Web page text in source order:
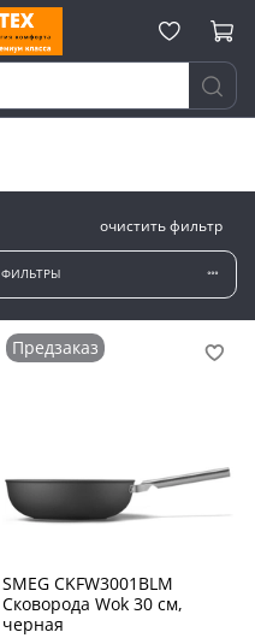
очистить фильтр
ФИЛЬТРЫ
Предзаказ
SMEG CKFW3001BLM
Сковорода Wok 30 см,
черная